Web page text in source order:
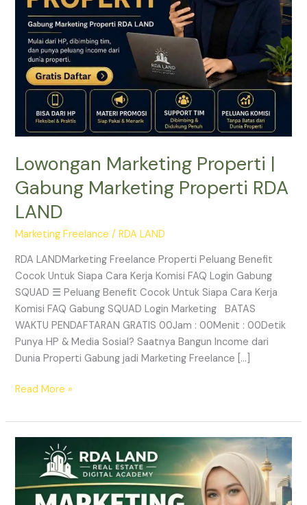
Lowongan Marketing Properti |
Gabung Marketing Properti RDA
LAND
Marketing Freelance /RDA LAND
RDA LANDMarketing Freelance Properti Peluang Benefit
Cocok Untuk Siapa Cara Kerja Komisi FAQ Login Gabung
SQUAD ☰ Peluang Benefit Cocok Untuk Siapa Cara Kerja
Komisi FAQ Gabung SQUAD Login Marketing BATAS
WAKTU PENDAFTARAN GRATIS 00Jam : 00Menit : 00Detik
Punya HP & Media Sosial? Saatnya Bangun Income dari
Dunia Properti Gabung jadi Marketing Freelance […]
RDA
LAND
Read More »
Lowongan
Marketing
Freelance
Properti